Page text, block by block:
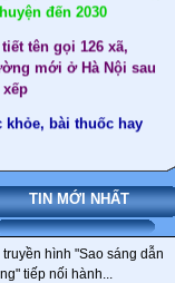
khỏe, bài thuốc hay
hàng ‘khai tử’
tài khoản từ 1/4
4 nhóm được hưởng
theo Nghị định 178
TIN MỚI NHẤT
truyền hình "Sao sáng dẫn
tiếp nối hành...